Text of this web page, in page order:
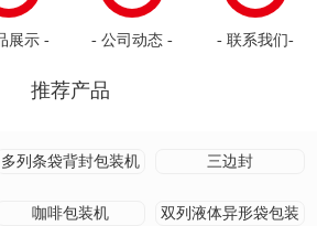
展示 - - 公司动态 - - 联系我们-
推荐产品
多列条袋背封包装机 三边封
咖啡包装机
双列液体异形袋包装